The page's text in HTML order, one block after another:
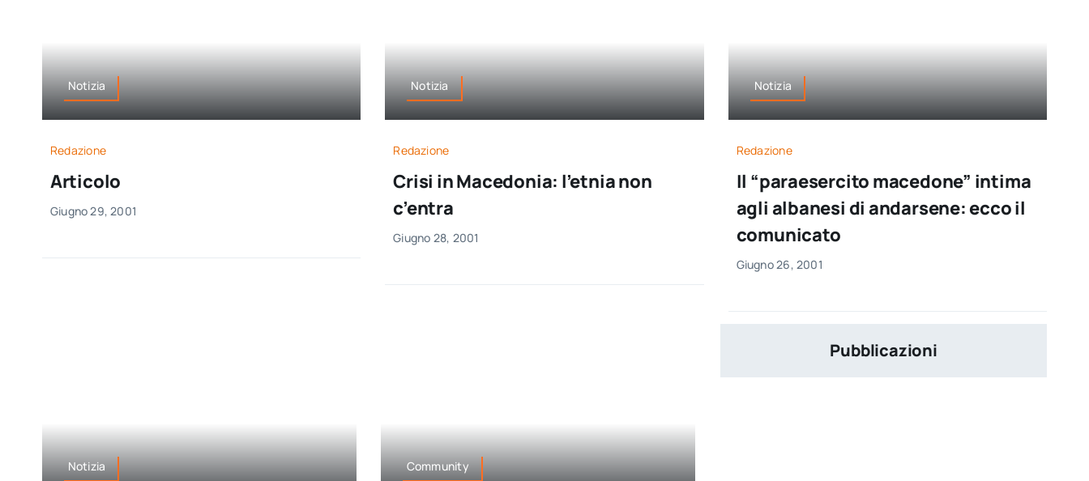
Notizia
Redazione
Articolo
Giugno 29, 2001
Notizia
Redazione
Crisi in Macedonia: l’etnia non
c’entra
Giugno 28, 2001
Notizia
Redazione
Il “paraesercito macedone” intima
agli albanesi di andarsene: ecco il
comunicato
Giugno 26, 2001
Notizia Community
Pubblicazioni